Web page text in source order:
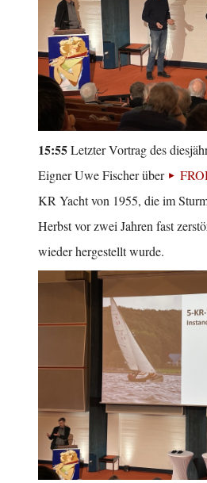
15:55Letzter Vortrag des
Eigner Uwe Fischer über
KR Yacht von 1955, die im
Herbst vor zwei Jahren fast
wieder hergestellt wurde.